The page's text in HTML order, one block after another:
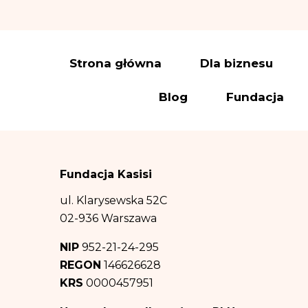
Dane osobowe
(polegający na
ww. celów – co
Odbiorcą
informacji na
Dane osobowe
informacji na
Strona główna Dla biznesu
Blog Fundacja
Fundacja Kasisi
ul. Klarysewska 52C
02-936 Warszawa
NIP 952-21-24-295
REGON 146626628
KRS 0000457951